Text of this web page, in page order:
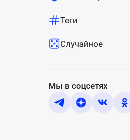
Теги
Случайное
Мы в соцсетях